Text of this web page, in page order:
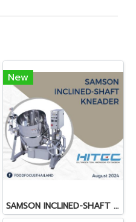
New
SAMSON INCLINED-SHAFT KNEADER